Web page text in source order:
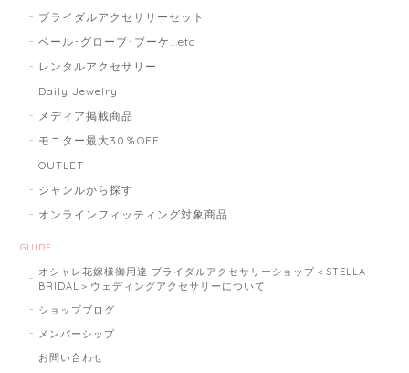
ブライダルアクセサリーセット
ベール･グローブ･ブーケ...etc
レンタルアクセサリー
Daily Jewelry
メディア掲載商品
モニター最大30％OFF
OUTLET
ジャンルから探す
オンラインフィッティング対象商品
GUIDE
オシャレ花嫁様御用達 ブライダルアクセサリーショップ＜STELLA
BRIDAL＞ウェディングアクセサリーについて
ショップブログ
メンバーシップ
お問い合わせ